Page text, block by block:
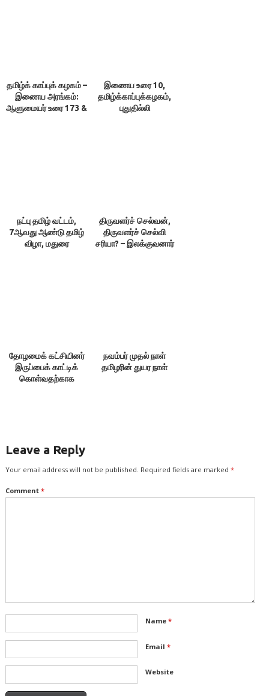
தமிழ்க் காப்புக் கழகம் –
இணைய அரங்கம்:
ஆளுமையர் உரை 173 &
இணைய உரை 10,
தமிழ்க்காப்புக்கழகம்,
புதுதில்லி
நட்பு தமிழ் வட்டம்,
7ஆவது ஆண்டு தமிழ்
விழா, மதுரை
திருவளர்ச் செல்வன்,
திருவளர்ச் செல்வி
சரியா? – இலக்குவனார்
தோழமைக் கட்சியினர்
இருப்பைக் காட்டிக்
கொள்வதற்காக
நவம்பர் முதல் நாள்
தமிழரின் துயர நாள்
Leave a Reply
Your email address will not be published. Required fields are marked *
Comment *
Name *
Email *
Website